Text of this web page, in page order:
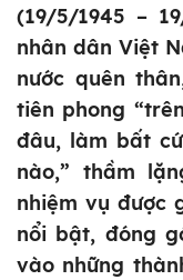
(19/5/1945 –
nhân dân Việt
nước quên
tiên phong
đâu, làm bất
nào,” thầm
nhiệm vụ được
nổi bật, đóng
vào những